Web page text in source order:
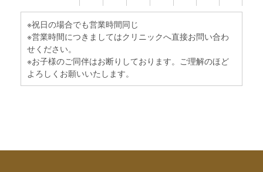
※祝日の場合でも営業時間同じ
※営業時間につきましてはクリニックへ直接お問い合わ
せください。
※お子様のご同伴はお断りしております。ご理解のほど
よろしくお願いいたします。